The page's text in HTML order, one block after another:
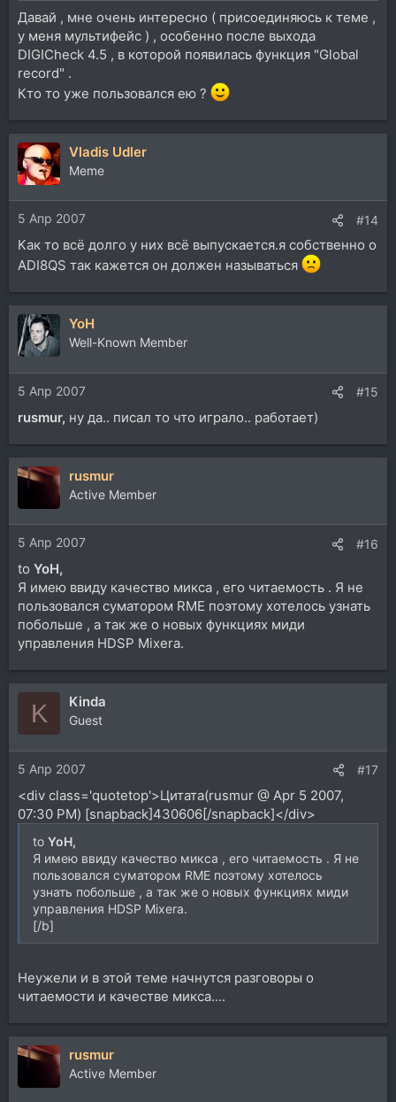
Давай , мне очень интересно ( присоединяюсь к теме ,
у меня мультифейс ) , особенно после выхода
DIGICheck 4.5 , в которой появилась функция "Global
record" .
Кто то уже пользовался ею ?
Vladis Udler
Memе
5 Апр 2007 #14
Как то всё долго у них всё выпускается.я собственно о
ADI8QS так кажется он должен называться
YoH
Well-Known Member
5 Апр 2007 #15
rusmur, ну да.. писал то что играло.. работает)
rusmur
Active Member
5 Апр 2007 #16
to YoH,
Я имею ввиду качество микса , его читаемость . Я не
пользовался суматором RME поэтому хотелось узнать
побольше , а так же о новых функциях миди
управления HDSP Mixera.
K Kinda
Guest
5 Апр 2007 #17
<div class='quotetop'>Цитата(rusmur @ Apr 5 2007,
07:30 PM) [snapback]430606[/snapback]</div>
to YoH,
Я имею ввиду качество микса , его читаемость . Я не
пользовался суматором RME поэтому хотелось
узнать побольше , а так же о новых функциях миди
управления HDSP Mixera.
[/b]
Неужели и в этой теме начнутся разговоры о
читаемости и качестве микса....
rusmur
Active Member